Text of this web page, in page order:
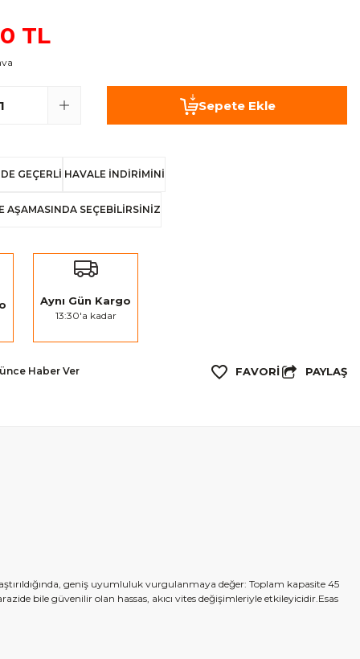
TL
Sepete Ekle
GEÇERLİ HAVALE İNDİRİMİNİ
AŞAMASINDA SEÇEBİLİRSİNİZ
Aynı Gün Kargo
13:30'a kadar
Haber Ver PAYLAŞ
geniş uyumluluk vurgulanmaya değer: Toplam kapasite 45
bile güvenilir olan hassas, akıcı vites değişimleriyle etkileyicidir.Esas